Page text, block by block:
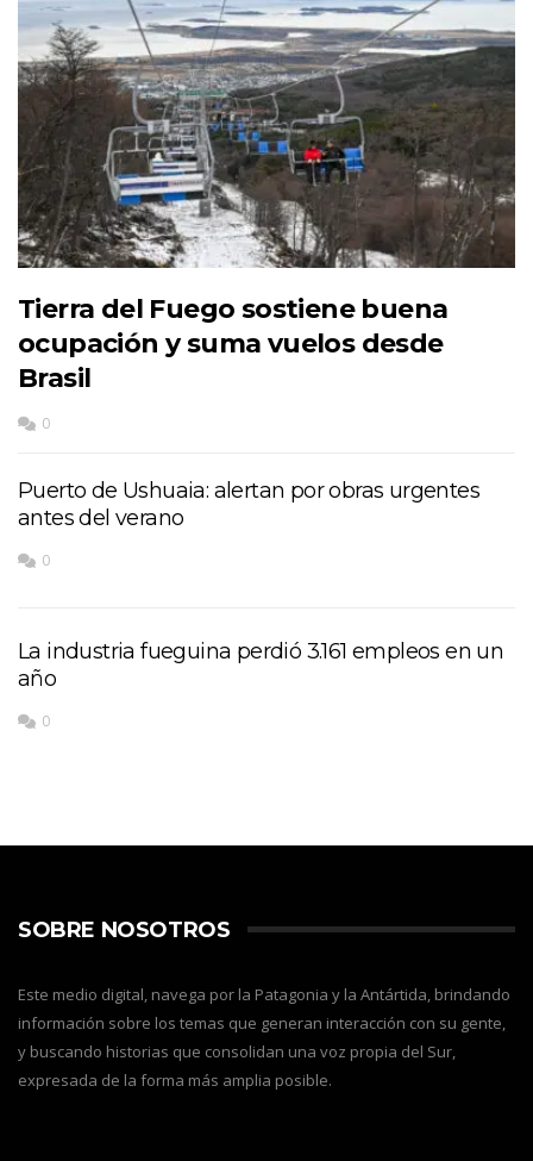
Tierra del Fuego sostiene buena
ocupación y suma vuelos desde
Brasil
0
Puerto de Ushuaia: alertan por obras urgentes
antes del verano
0
La industria fueguina perdió 3.161 empleos en un
año
0
SOBRE NOSOTROS
Este medio digital, navega por la Patagonia y la Antártida, brindando
información sobre los temas que generan interacción con su gente,
y buscando historias que consolidan una voz propia del Sur,
expresada de la forma más amplia posible.